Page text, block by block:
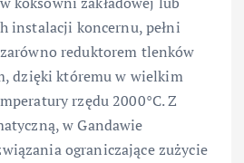
instalacji koncernu, pełni
reduktorem tlenków
dzięki któremu w wielkim
rzędu 2000°C. Z
w Gandawie
ograniczające zużycie